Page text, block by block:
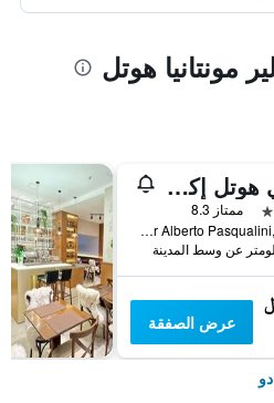
مونتانيا هوتل
تراي هوتل إكزكيوتيف لاجيادو
ممتاز 8.3
Av. Senador Alberto Pasqualini, 1175, لاجيادو, البرازيل
عرض الصفقة